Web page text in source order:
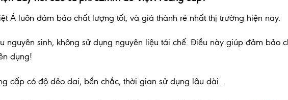
Á luôn đảm bảo chất lượng tốt, và giá thành rẻ nhất thị trường hiện nay.
nguyên sinh, không sử dụng nguyên liệu tái chế. Điều này giúp đảm bảo
dụng!
cấp có độ dẻo dai, bền chắc, thời gian sử dụng lâu dài…